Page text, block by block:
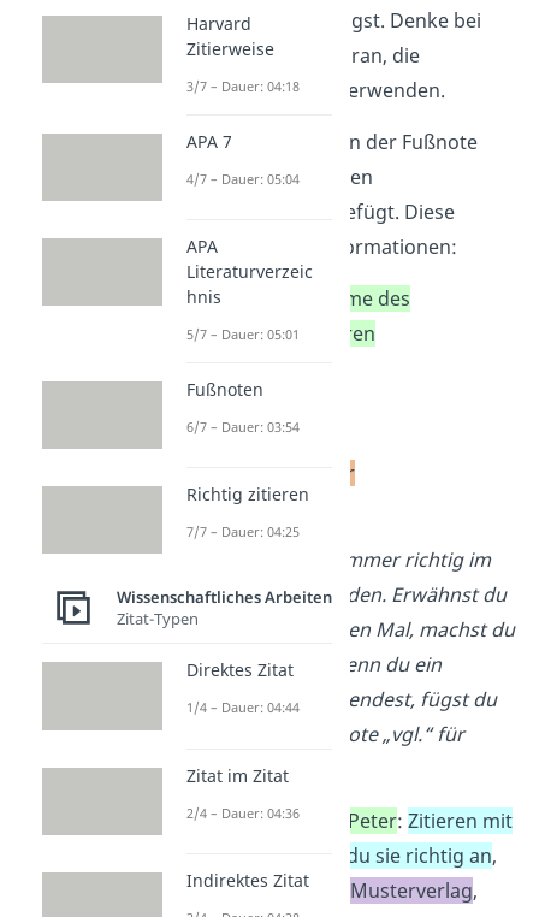
indirekte Zitate einfügst. Denke bei
indirekten Zitaten daran, die
Abkürzung vgl
zu verwenden.
Bei einem Vollbeleg in der Fußnote
wird eine vollständigen
Quellenangabe eingefügt. Diese
enthält folgende Informationen:
vollständiger Name des
Autors/der Autoren
Erscheinungsort
Verlag
Erscheinungsjahr
Seitenbereich
„Fußnoten müssen immer richtig im
Text angegeben werden. Erwähnst du
eine Quelle zum ersten Mal, machst du
einen Vollbeleg.“¹ Wenn du ein
indirektes Zitat verwendest, fügst du
am Anfang der Fußnote „vgl.“ für
„vergleiche“ ein.²
Müller, Jan/Jakobs, Peter: Zitieren mit
Fußnoten – So gibst du sie richtig an,
Deutschland, Berlin
Musterverlag,
Harvard
Zitierweise
3/7 – Dauer: 04:18
APA 7
4/7 – Dauer: 05:04
APA
Literaturverzeic
hnis
5/7 – Dauer: 05:01
Fußnoten
6/7 – Dauer: 03:54
Richtig zitieren
7/7 – Dauer: 04:25
Wissenschaftliches Arbeiten
Zitat-Typen
Direktes Zitat
1/4 – Dauer: 04:44
Zitat im Zitat
2/4 – Dauer: 04:36
Indirektes Zitat